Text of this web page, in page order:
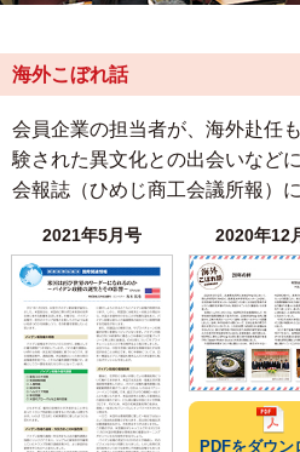
海外こぼれ話
会員企業の担当者が、海外赴任
験された異文化との出会いなど
会報誌（ひめじ商工会議所報）
2021年5月号 2020年12
PDFをダウン